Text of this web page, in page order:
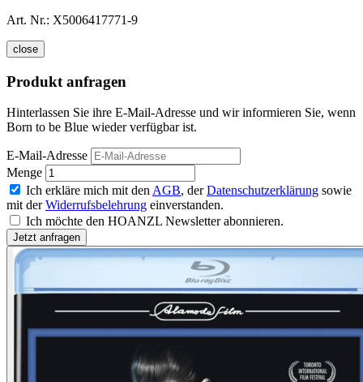
Art. Nr.: X5006417771-9
close
Produkt anfragen
Hinterlassen Sie ihre E-Mail-Adresse und wir informieren Sie, wenn
Born to be Blue wieder verfügbar ist.
E-Mail-Adresse
Menge
Ich erkläre mich mit den AGB, derDatenschutzerklärung sowie
mit derWiderrufsbelehrung einverstanden.
Ich möchte den HOANZL Newsletter abonnieren.